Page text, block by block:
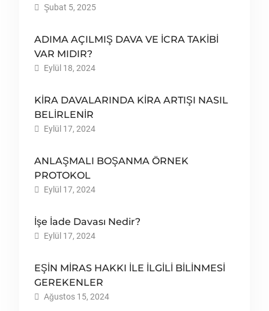
Şubat 5, 2025
ADIMA AÇILMIŞ DAVA VE İCRA TAKİBİ
VAR MIDIR?
Eylül 18, 2024
KİRA DAVALARINDA KİRA ARTIŞI NASIL
BELİRLENİR
Eylül 17, 2024
ANLAŞMALI BOŞANMA ÖRNEK
PROTOKOL
Eylül 17, 2024
İşe İade Davası Nedir?
Eylül 17, 2024
EŞİN MİRAS HAKKI İLE İLGİLİ BİLİNMESİ
GEREKENLER
Ağustos 15, 2024